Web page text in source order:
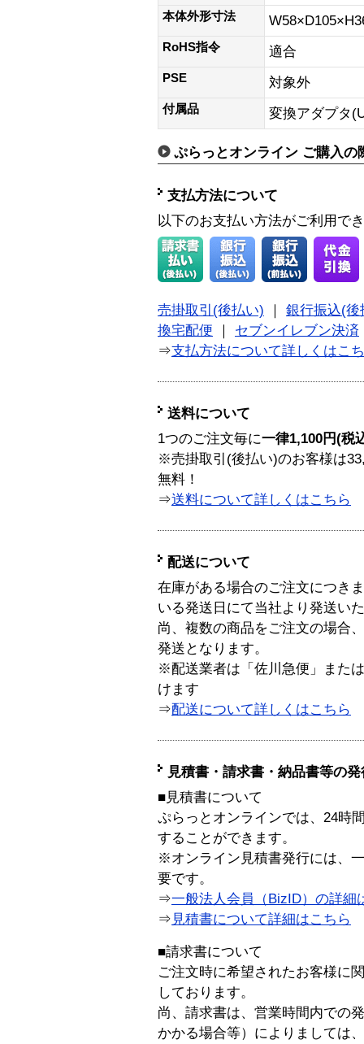
本体外形寸法
RoHS指令 適合
PSE 対象外
付属品 変換アダプタ
ぷらっとオンライン ご購入の
支払方法について
以下のお支払い方法がご利用で
売掛取引(後払い) ｜ 銀行振込(後
換宅配便 ｜ セブンイレブン決済
⇒支払方法について詳しくはこ
送料について
1つのご注文毎に一律1,100円(税
※売掛取引(後払い)のお客様は
無料！
⇒送料について詳しくはこちら
配送について
在庫がある場合のご注文につき
いる発送日にて当社より発送い
尚、複数の商品をご注文の場合
発送となります。
※配送業者は「佐川急便」また
けます
⇒配送について詳しくはこちら
見積書・請求書・納品書等の
■見積書について
ぷらっとオンラインでは、24時
することができます。
※オンライン見積書発行には、
要です。
⇒一般法人会員（BizID）の詳細
⇒ 見積書について詳細はこちら
■請求書について
ご注文時に希望されたお客様に
しております。
尚、請求書は、営業時間内での
かかる場合等）によりましては